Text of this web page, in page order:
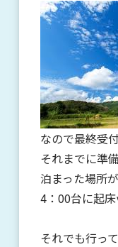
なので最終受
それまでに準
泊まった場所
4：00台に起
それでも行っ